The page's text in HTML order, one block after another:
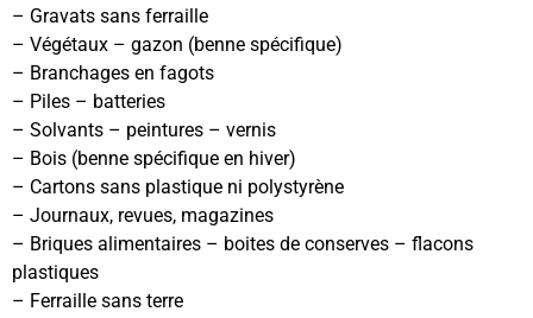
– Gravats sans ferraille
– Végétaux – gazon (benne spécifique)
– Branchages en fagots
– Piles – batteries
– Solvants – peintures – vernis
– Bois (benne spécifique en hiver)
– Cartons sans plastique ni polystyrène
– Journaux, revues, magazines
– Briques alimentaires – boites de conserves – flacons
plastiques
– Ferraille sans terre